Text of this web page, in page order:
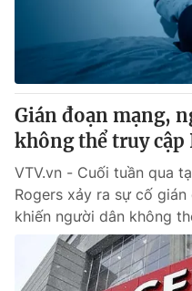
Gián đoạn mạng,
không thể truy
VTV.vn - Cuối tuần qua
Rogers xảy ra sự cố
khiến người dân không